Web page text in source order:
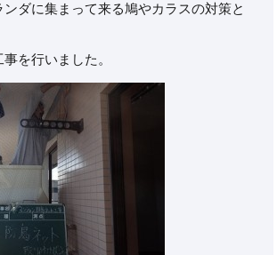
ダに集まって来る鳩やカラスの対策と
を行いました。